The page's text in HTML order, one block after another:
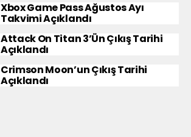
Xbox Game Pass Ağustos Ayı
Takvimi Açıklandı
Attack On Titan 3’ün Çıkış Tarihi
Açıklandı
Crimson Moon’un Çıkış Tarihi
Açıklandı